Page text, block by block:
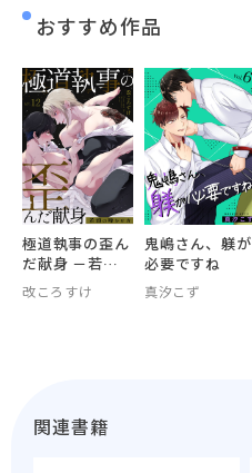
関連書籍
おすすめ作品
極道執事の歪ん
だ献身 －若頭
の啼かせ方－
改ころすけ
鬼嶋さん、躾が
必要ですね
真汐こず